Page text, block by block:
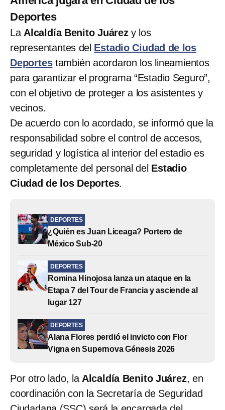
Deportes
La Alcaldía Benito Juárezy los
representantes del Estadio Ciudad de los
Deportestambién acordaron los lineamientos
para garantizar el programa “Estadio Seguro”,
con el objetivo de proteger a los asistentes y
vecinos.
De acuerdo con lo acordado, se informó que la
responsabilidad sobre el control de accesos,
seguridad y logística al interior del estadio es
completamente del personal del Estadio
Ciudad de los Deportes.
DEPORTES
¿Quién es Juan Liceaga? Portero de
México Sub-20
DEPORTES
Romina Hinojosa lanza un ataque en la
Etapa 7 del Tour de Francia y asciende al
lugar 127
DEPORTES
Alana Flores perdió el invicto con Flor
Vigna en Supernova Génesis 2026
Por otro lado, la Alcaldía Benito Juárez, en
coordinación con la Secretaría de Seguridad